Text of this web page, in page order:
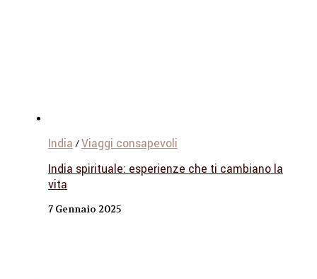
India /Viaggi consapevoli
India spirituale: esperienze che ti cambiano la
vita
7 Gennaio 2025